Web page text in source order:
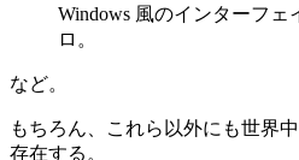
Windows 風のインターフェ
ロ。
など。
もちろん、これら以外にも世界
存在する。